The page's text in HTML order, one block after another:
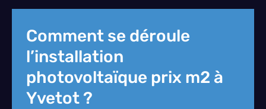
Comment se déroule
l’installation
photovoltaïque prix m2 à
Yvetot ?